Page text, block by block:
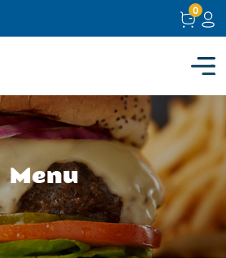
0
Menu